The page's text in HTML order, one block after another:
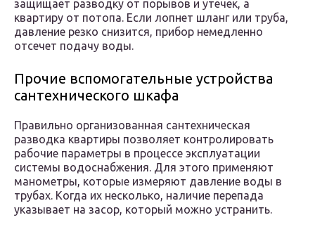
защищает разводку от порывов и утечек, а
квартиру от потопа. Если лопнет шланг или труба,
давление резко снизится, прибор немедленно
отсечет подачу воды.
Прочие вспомогательные устройства
сантехнического шкафа
Правильно организованная сантехническая
разводка квартиры позволяет контролировать
рабочие параметры в процессе эксплуатации
системы водоснабжения. Для этого применяют
манометры, которые измеряют давление воды в
трубах. Когда их несколько, наличие перепада
указывает на засор, который можно устранить.